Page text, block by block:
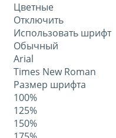
Цветные
Отключить
Использовать шрифт
Обычный
Arial
Times New Roman
Размер шрифта
100%
125%
150%